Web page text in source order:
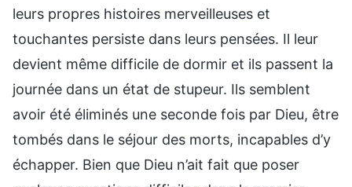
leurs propres histoires merveilleuses et
touchantes persiste dans leurs pensées. Il leur
devient même difficile de dormir et ils passent la
journée dans un état de stupeur. Ils semblent
avoir été éliminés une seconde fois par Dieu, être
tombés dans le séjour des morts, incapables d’y
échapper. Bien que Dieu n’ait fait que poser